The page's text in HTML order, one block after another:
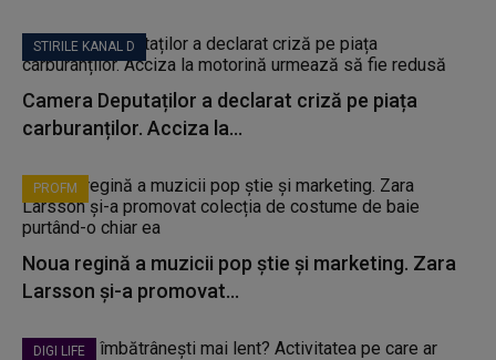
STIRILE KANAL D
Camera Deputaților a declarat criză pe piața
carburanților. Acciza la...
PROFM
Noua regină a muzicii pop știe și marketing. Zara
Larsson și-a promovat...
DIGI LIFE